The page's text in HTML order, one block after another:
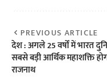
PREVIOUS ARTICLE
देश : अगले 25 वर्षों में भारत
सबसे बड़ी आर्थिक महाशक्ति
राजनाथ